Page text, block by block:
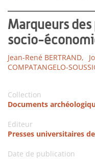
Marqueurs
socio-
Jean-René BERTRAND,
COMPATANGELO-
Collection
Documents
Editeur
Presses universitaires
Date de publication